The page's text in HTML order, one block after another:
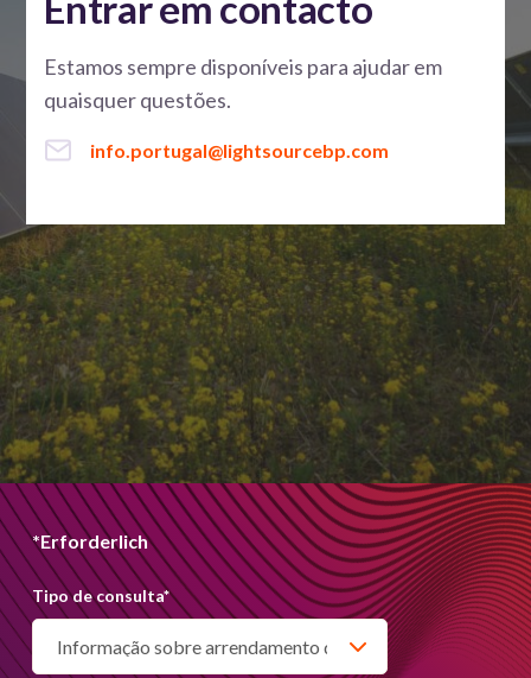
Estamos sempre disponíveis para ajudar em
quaisquer questões.
info.portugal@lightsourcebp.com
*Erforderlich
Tipo de consulta*